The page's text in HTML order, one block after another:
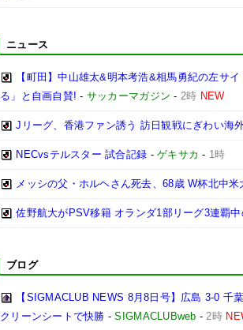
ニュース
【町田】中山雄太&明本考浩&相馬勇紀の左サ
る」と自画自賛! - サッカーマガジン - 2時 NEW
Jリーグ、香港ファン誘う 訪日観戦にぎわい海
NECvsテルスター 試合記録 -ゲキサカ - 1時
メッシの父・ホルヘさん死去、68歳 W杯北中
佐野航大がPSV移籍 オランダ1部リーグ3連覇
ブログ
【SIGMACLUB NEWS 8月8日号】広島 3-0
クリーンシートで快勝 -SIGMACLUBweb -2時